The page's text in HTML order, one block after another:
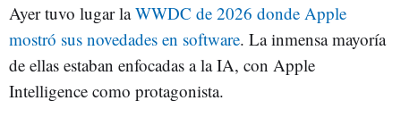
Ayer tuvo lugar laWWDC de 2026 donde Apple
mostró sus novedades en software. La inmensa mayoría
de ellas estaban enfocadas a la IA, con Apple
Intelligence como protagonista.